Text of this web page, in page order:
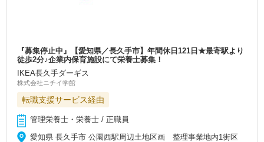
『募集停止中』【愛知県／長久手市】年間休日121日★最寄駅より
徒歩2分♪企業内保育施設にて栄養士募集！
IKEA長久手ダーギス
株式会社ニチイ学館
転職支援サービス経由
管理栄養士・栄養士 / 正職員
愛知県 長久手市 公園西駅周辺土地区画 整理事業地内1街区